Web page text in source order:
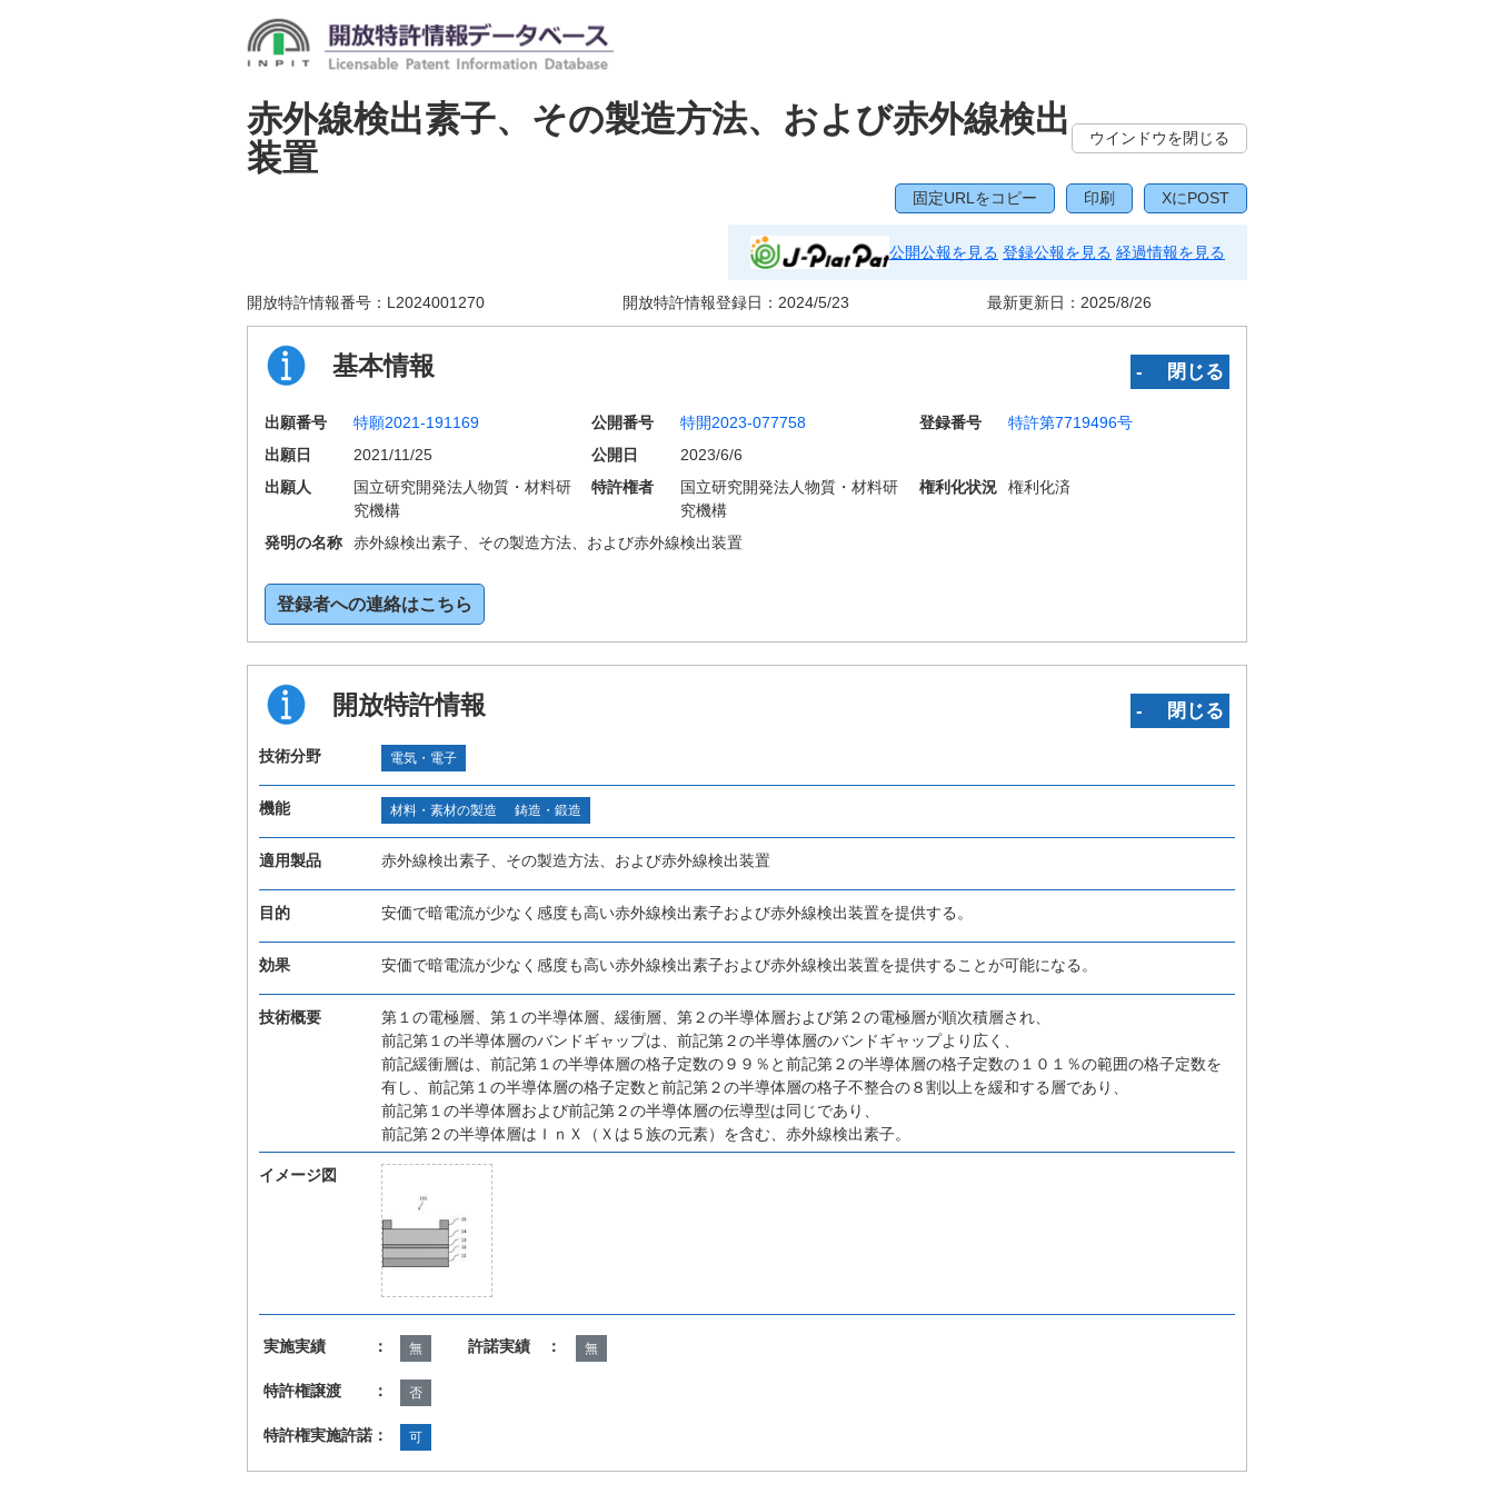
赤外線検出素子、その製造方法、および赤外線検出
装置
ウインドウを閉じる
固定URLをコピー 印刷 XにPOST
公開公報を見る 登録公報を見る 経過情報を見る
開放特許情報番号： L2024001270 開放特許情報登録日： 2024/5/23 最新更新日： 2025/8/26
基本情報 ‐ 閉じる
出願番号 特願2021-191169 公開番号 特開2023-077758 登録番号
特許第7719496号
出願日
2021/11/25 公開日
2023/6/6
出願人
国立研究開発法人物質・材料研
究機構
特許権者
国立研究開発法人物質・材料研
究機構
権利化状況 権利化済
発明の名称 赤外線検出素子、その製造方法、および赤外線検出装置
登録者への連絡はこちら
開放特許情報 ‐ 閉じる
技術分野 電気・電子
機能 材料・素材の製造 鋳造・鍛造
適用製品 赤外線検出素子、その製造方法、および赤外線検出装置
目的 安価で暗電流が少なく感度も高い赤外線検出素子および赤外線検出装置を提供する。
効果 安価で暗電流が少なく感度も高い赤外線検出素子および赤外線検出装置を提供することが可能になる。
技術概要
第１の電極層、第１の半導体層、緩衝層、第２の半導体層および第２の電極層が順次積層され、
前記第１の半導体層のバンドギャップは、前記第２の半導体層のバンドギャップより広く、
前記緩衝層は、前記第１の半導体層の格子定数の９９％と前記第２の半導体層の格子定数の１０１％の範囲の格子定数を
有し、前記第１の半導体層の格子定数と前記第２の半導体層の格子不整合の８割以上を緩和する層であり、
前記第１の半導体層および前記第２の半導体層の伝導型は同じであり、
前記第２の半導体層はＩｎＸ（Ｘは５族の元素）を含む、赤外線検出素子。
イメージ図
実施実績 ： 無 許諾実績 ： 無
特許権譲渡 ： 否
特許権実施許諾： 可